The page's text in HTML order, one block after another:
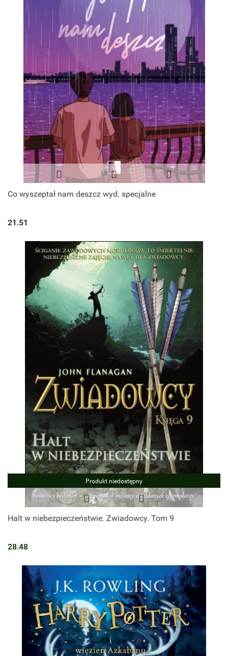
Co wyszeptał nam deszcz wyd. specjalne
21.51
Produkt niedostępny
Halt w niebezpieczeństwie. Zwiadowcy. Tom 9
28.48